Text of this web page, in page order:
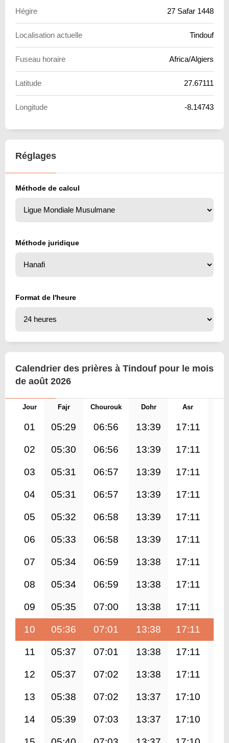
Hégire 27 Safar 1448
Localisation actuelle Tindouf
Fuseau horaire Africa/Algiers
Latitude 27.67111
Longitude -8.14743
Réglages
Méthode de calcul
Méthode juridique
Format de l'heure
Calendrier des prières à Tindouf pour le mois
de août 2026
Jour Fajr Chourouk Dohr Asr
01 05:29 06:56 13:39 17:11
02 05:30 06:56 13:39 17:11
03 05:31 06:57 13:39 17:11
04 05:31 06:57 13:39 17:11
05 05:32 06:58 13:39 17:11
06 05:33 06:58 13:39 17:11
07 05:34 06:59 13:38 17:11
08 05:34 06:59 13:38 17:11
09 05:35 07:00 13:38 17:11
10 05:36 07:01 13:38 17:11
11 05:37 07:01 13:38 17:11
12 05:37 07:02 13:38 17:11
13 05:38 07:02 13:37 17:10
14 05:39 07:03 13:37 17:10